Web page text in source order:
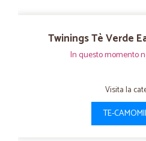
Twinings Tè Verde
In questo momento
Visita la
TE-